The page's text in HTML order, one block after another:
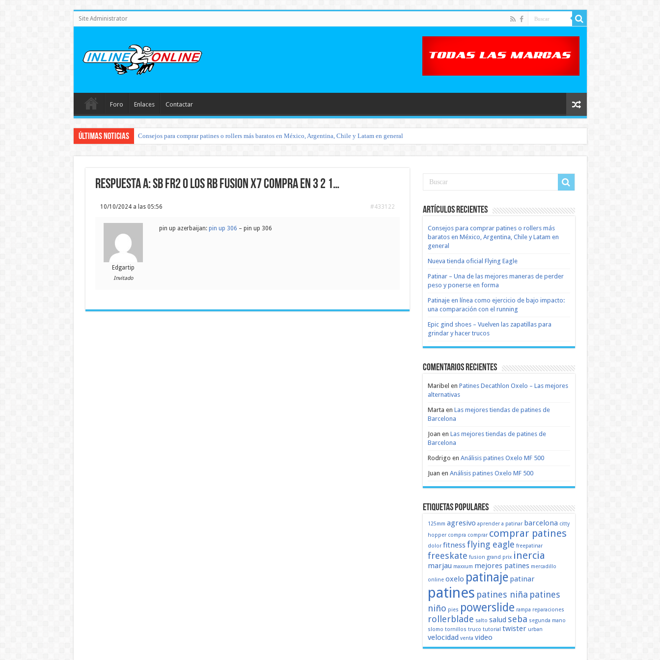
Site Administrator
Foro Enlaces Contactar
Últimas noticias Consejos para comprar patines o rollers más baratos en México, Argentina, Chile y Latam en general
Respuesta a: SB FR2 o los RB Fusion X7 compra en 3 2 1…
10/10/2024 a las 05:56 #433122
Edgartip
Invitado
pin up azerbaijan: pin up 306 – pin up 306
Artículos recientes
Consejos para comprar patines o rollers más
baratos en México, Argentina, Chile y Latam en
general
Nueva tienda oficial Flying Eagle
Patinar – Una de las mejores maneras de perder
peso y ponerse en forma
Patinaje en línea como ejercicio de bajo impacto:
una comparación con el running
Epic gind shoes – Vuelven las zapatillas para
grindar y hacer trucos
Comentarios recientes
Maribel en Patines Decathlon Oxelo – Las mejores
alternativas
Marta en Las mejores tiendas de patines de
Barcelona
Joan en Las mejores tiendas de patines de
Barcelona
Rodrigo en Análisis patines Oxelo MF 500
Juan en Análisis patines Oxelo MF 500
Etiquetas populares
125mm agresivo aprender a patinar barcelona citty
hopper compra comprar comprar patines
dolor fitnessflying eagle freepatinar
freeskate fusion grand prix inercia
marjau maxxum mejores patines mercadillo
online oxelo patinaje patinar
patines patines niña patines
niño pies powerslide rampa reparaciones
rollerblade salto salud seba segunda mano
slomo tornillos truco tutorial twister urban
velocidad venta video